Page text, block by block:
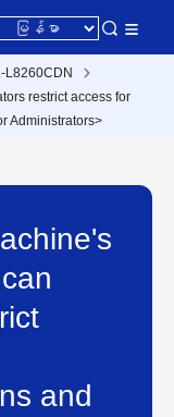
L8260CDN
restrict access for
Administrators>
and